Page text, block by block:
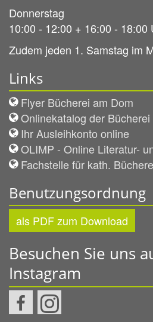
Donnerstag
10:00 - 12:00 + 16:00 - 18:00
Zudem jeden 1. Samstag im
Links
Flyer Bücherei am Dom
Onlinekatalog der
Ihr Ausleihkonto online
OLIMP - Online Literatur-
Fachstelle für kath.
Benutzungsordnung
als PDF zum Download
Besuchen Sie uns
Instagram